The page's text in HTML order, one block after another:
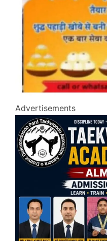
Advertisements